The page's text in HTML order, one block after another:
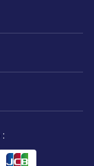
: